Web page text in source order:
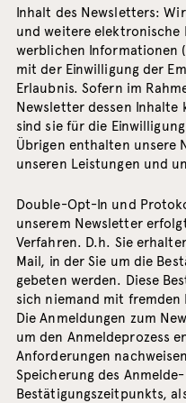
Inhalt des Newsletters:
und weitere
werblichen Informationen
mit der Einwilligung der
Erlaubnis. Sofern im
Newsletter dessen
sind sie für die
Übrigen enthalten unsere
unseren Leistungen und
Double-Opt-In und
unserem Newsletter
Verfahren. D.h. Sie
Mail, in der Sie um die
gebeten werden. Diese
sich niemand mit fremden
Die Anmeldungen zum
um den Anmeldeprozess
Anforderungen
Speicherung des
Bestätigungszeitpunkts,